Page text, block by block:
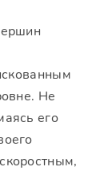
Не
его